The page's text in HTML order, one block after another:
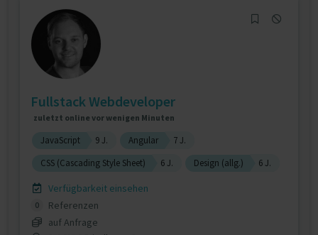
Fullstack Webdeveloper
zuletzt online vor wenigen Minuten
JavaScript 9 J. Angular
7 J.
CSS (Cascading Style Sheet)
6 J. Design (allg.) 6 J.
Verfügbarkeit einsehen
0
Referenzen
auf Anfrage